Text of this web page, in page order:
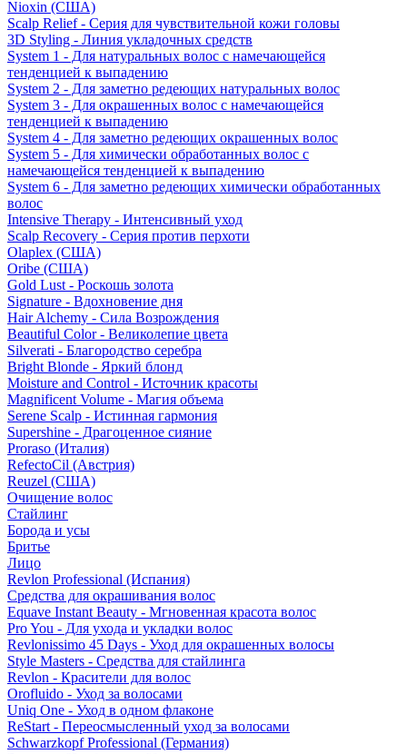
Nioxin (США)
Scalp Relief - Серия для чувствительной кожи головы
3D Styling - Линия укладочных средств
System 1 - Для натуральных волос с намечающейся
тенденцией к выпадению
System 2 - Для заметно редеющих натуральных волос
System 3 - Для окрашенных волос с намечающейся
тенденцией к выпадению
System 4 - Для заметно редеющих окрашенных волос
System 5 - Для химически обработанных волос с
намечающейся тенденцией к выпадению
System 6 - Для заметно редеющих химически обработанных
волос
Intensive Therapy - Интенсивный уход
Scalp Recovery - Серия против перхоти
Olaplex (США)
Oribe (США)
Gold Lust - Роскошь золота
Signature - Вдохновение дня
Hair Alchemy - Сила Возрождения
Beautiful Color - Великолепие цвета
Silverati - Благородство серебра
Bright Blonde - Яркий блонд
Moisture and Control - Источник красоты
Magnificent Volume - Магия объема
Serene Scalp - Истинная гармония
Supershine - Драгоценное сияние
Proraso (Италия)
RefectoCil (Австрия)
Reuzel (США)
Очищение волос
Стайлинг
Борода и усы
Бритье
Лицо
Revlon Professional (Испания)
Средства для окрашивания волос
Equave Instant Beauty - Мгновенная красота волос
Pro You - Для ухода и укладки волос
Revlonissimo 45 Days - Уход для окрашенных волосы
Style Masters - Средства для стайлинга
Revlon - Красители для волос
Orofluido - Уход за волосами
Uniq One - Уход в одном флаконе
ReStart - Переосмысленный уход за волосами
Schwarzkopf Professional (Германия)